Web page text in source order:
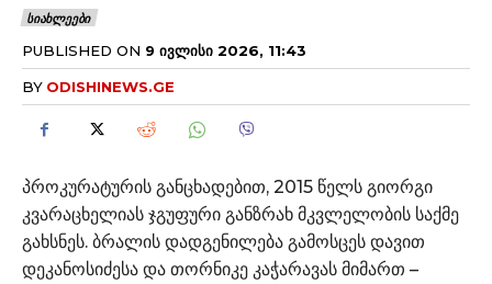
ᲡᲘᲐᲮᲚᲔᲔᲑᲘ
PUBLISHED ON 9 ᲘᲕᲚᲘᲡᲘ 2026, 11:43
BY ODISHINEWS.GE
პროკურატურის განცხადებით, 2015 წელს გიორგი
კვარაცხელიას ჯგუფური განზრახ მკვლელობის საქმე
გახსნეს. ბრალის დადგენილება გამოსცეს დავით
დეკანოსიძესა და თორნიკე კაჭარავას მიმართ –